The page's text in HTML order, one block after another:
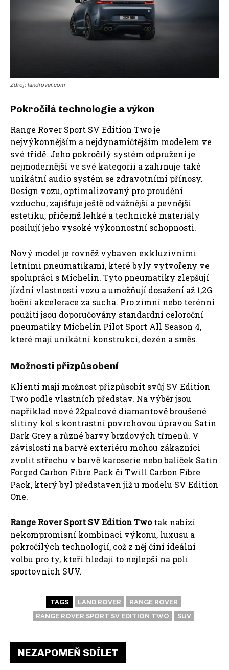
Zdroj: landrover.com
Pokročilá technologie a výkon
Range Rover Sport SV Edition Two je
nejvýkonnějším a nejdynamičtějším modelem ve
své třídě. Jeho pokročilý systém odpružení je
nejmodernější ve své kategorii a zahrnuje také
unikátní audio systém se zdravotními přínosy.
Design vozu, optimalizovaný pro proudění
vzduchu, zajišťuje ještě odvážnější a pevnější
estetiku, přičemž lehké a technické materiály
posilují jeho vysoké výkonnostní schopnosti.
Nový model je rovněž vybaven exkluzivními
letními pneumatikami, které byly vytvořeny ve
spolupráci s Michelin. Tyto pneumatiky zlepšují
jízdní vlastnosti vozu a umožňují dosažení až 1,2G
boční akcelerace za sucha. Pro zimní nebo terénní
použití jsou doporučovány standardní celoroční
pneumatiky Michelin Pilot Sport All Season 4,
které mají unikátní konstrukci, dezén a směs.
Možnosti přizpůsobení
Klienti mají možnost přizpůsobit svůj SV Edition
Two podle vlastních představ. Na výběr jsou
například nové 22palcové diamantově broušené
slitiny kol s kontrastní povrchovou úpravou Satin
Dark Grey a různé barvy brzdových třmenů. V
závislosti na barvě exteriéru mohou zákazníci
zvolit střechu v barvě karoserie nebo balíček Satin
Forged Carbon Fibre Pack či Twill Carbon Fibre
Pack, který byl představen již u modelu SV Edition
One.
Range Rover Sport SV Edition Twotak nabízí
nekompromisní kombinaci výkonu, luxusu a
pokročilých technologií, což z něj činí ideální
volbu pro ty, kteří hledají to nejlepší na poli
sportovních SUV.
TAGS LAND ROVER
RANGE ROVER
RANGE ROVER SPORT SV EDITION TWO
SUV
NEZAPOMEŇ SDÍLET